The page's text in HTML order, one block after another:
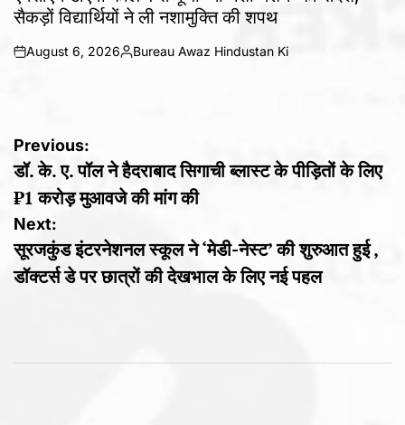
सैकड़ों विद्यार्थियों ने ली नशामुक्ति की शपथ
on
August 6, 2026
Posted
Bureau Awaz Hindustan Ki
Post
navigation
Previous:
डॉ. के. ए. पॉल ने हैदराबाद सिगाची ब्लास्ट के पीड़ितों के लिए
₹1 करोड़ मुआवजे की मांग की
Next:
सूरजकुंड इंटरनेशनल स्कूल ने ‘मेडी-नेस्ट’ की शुरुआत हुई ,
डॉक्टर्स डे पर छात्रों की देखभाल के लिए नई पहल